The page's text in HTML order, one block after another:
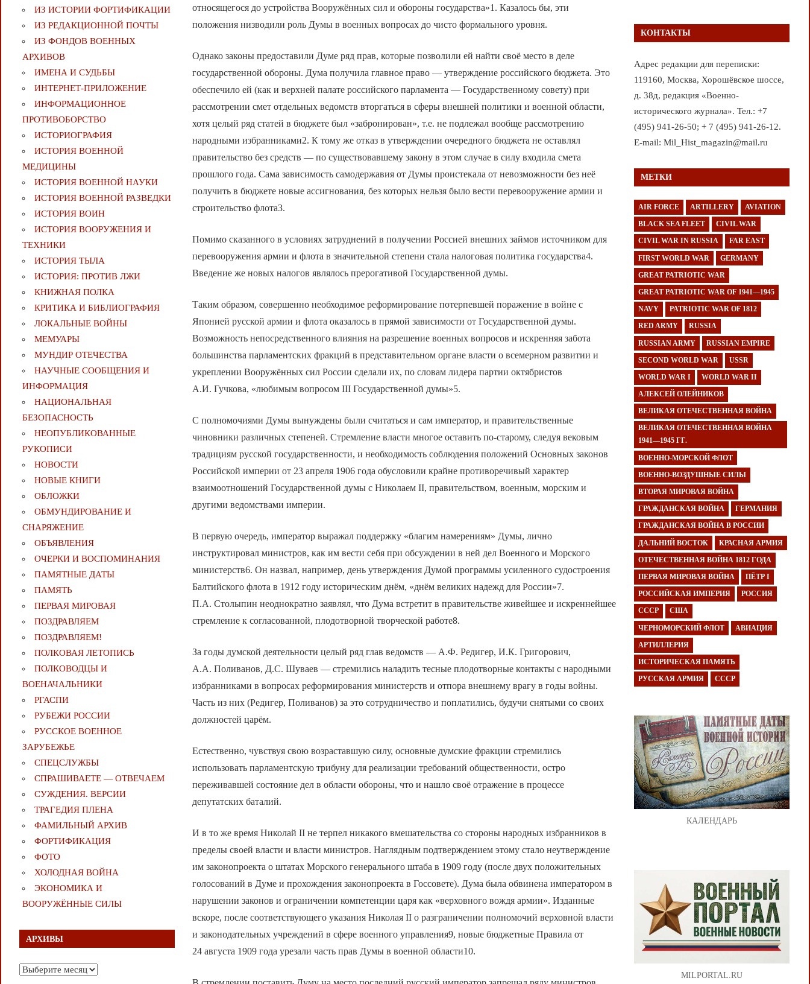
относящегося до устройства Вооружённых сил и обороны государства»1. Казалось бы, эти
положения низводили роль Думы в военных вопросах до чисто формального уровня.
Однако законы предоставили Думе ряд прав, которые позволили ей найти своё место в деле
государственной обороны. Дума получила главное право — утверждение российского бюджета. Это
обеспечило ей (как и верхней палате российского парламента — Государственному совету) при
рассмотрении смет отдельных ведомств вторгаться в сферы внешней политики и военной области,
хотя целый ряд статей в бюджете был «забронирован», т.е. не подлежал вообще рассмотрению
народными избранниками2. К тому же отказ в утверждении очередного бюджета не оставлял
правительство без средств — по существовавшему закону в этом случае в силу входила смета
прошлого года. Сама зависимость самодержавия от Думы проистекала от невозможности без неё
получить в бюджете новые ассигнования, без которых нельзя было вести перевооружение армии и
строительство флота3.
Помимо сказанного в условиях затруднений в получении Россией внешних займов источником для
перевооружения армии и флота в значительной степени стала налоговая политика государства4.
Введение же новых налогов являлось прерогативой Государственной думы.
Таким образом, совершенно необходимое реформирование потерпевшей поражение в войне с
Японией русской армии и флота оказалось в прямой зависимости от Государственной думы.
Возможность непосредственного влияния на разрешение военных вопросов и искренняя забота
большинства парламентских фракций в представительном органе власти о всемерном развитии и
укреплении Вооружённых сил России сделали их, по словам лидера партии октябристов
А.И. Гучкова, «любимым вопросом III Государственной думы»5.
С полномочиями Думы вынуждены были считаться и сам император, и правительственные
чиновники различных степеней. Стремление власти многое оставить по-старому, следуя вековым
традициям русской государственности, и необходимость соблюдения положений Основных законов
Российской империи от 23 апреля 1906 года обусловили крайне противоречивый характер
взаимоотношений Государственной думы с Николаем II, правительством, военным, морским и
другими ведомствами империи.
В первую очередь, император выражал поддержку «благим намерениям» Думы, лично
инструктировал министров, как им вести себя при обсуждении в ней дел Военного и Морского
министерств6. Он назвал, например, день утверждения Думой программы усиленного судостроения
Балтийского флота в 1912 году историческим днём, «днём великих надежд для России»7.
П.А. Столыпин неоднократно заявлял, что Дума встретит в правительстве живейшее и искреннейшее
стремление к согласованной, плодотворной творческой работе8.
За годы думской деятельности целый ряд глав ведомств — А.Ф. Редигер, И.К. Григорович,
А.А. Поливанов, Д.С. Шуваев — стремились наладить тесные плодотворные контакты с народными
избранниками в вопросах реформирования министерств и отпора внешнему врагу в годы войны.
Часть из них (Редигер, Поливанов) за это сотрудничество и поплатились, будучи снятыми со своих
должностей царём.
Естественно, чувствуя свою возраставшую силу, основные думские фракции стремились
использовать парламентскую трибуну для реализации требований общественности, остро
переживавшей состояние дел в области обороны, что и нашло своё отражение в процессе
депутатских баталий.
И в то же время Николай II не терпел никакого вмешательства со стороны народных избранников в
пределы своей власти и власти министров. Наглядным подтверждением этому стало неутверждение
им законопроекта о штатах Морского генерального штаба в 1909 году (после двух положительных
голосований в Думе и прохождения законопроекта в Госсовете). Дума была обвинена императором в
нарушении законов и ограничении компетенции царя как «верховного вождя армии». Изданные
вскоре, после соответствующего указания Николая II о разграничении полномочий верховной власти
и законодательных учреждений в сфере военного управления9, новые бюджетные Правила от
24 августа 1909 года урезали часть прав Думы в военной области10.
ИЗ ИСТОРИИ ФОРТИФИКАЦИИ
ИЗ РЕДАКЦИОННОЙ ПОЧТЫ
ИЗ ФОНДОВ ВОЕННЫХ
АРХИВОВ
ИМЕНА И СУДЬБЫ
ИНТЕРНЕТ-ПРИЛОЖЕНИЕ
ИНФОРМАЦИОННОЕ
ПРОТИВОБОРСТВО
ИСТОРИОГРАФИЯ
ИСТОРИЯ ВОЕННОЙ
МЕДИЦИНЫ
ИСТОРИЯ ВОЕННОЙ НАУКИ
ИСТОРИЯ ВОЕННОЙ РАЗВЕДКИ
ИСТОРИЯ ВОИН
ИСТОРИЯ ВООРУЖЕНИЯ И
ТЕХНИКИ
ИСТОРИЯ ТЫЛА
ИСТОРИЯ: ПРОТИВ ЛЖИ
КНИЖНАЯ ПОЛКА
КРИТИКА И БИБЛИОГРАФИЯ
ЛОКАЛЬНЫЕ ВОЙНЫ
МЕМУАРЫ
МУНДИР ОТЕЧЕСТВА
НАУЧНЫЕ СООБЩЕНИЯ И
ИНФОРМАЦИЯ
НАЦИОНАЛЬНАЯ
БЕЗОПАСНОСТЬ
НЕОПУБЛИКОВАННЫЕ
РУКОПИСИ
НОВОСТИ
НОВЫЕ КНИГИ
ОБЛОЖКИ
ОБМУНДИРОВАНИЕ И
СНАРЯЖЕНИЕ
ОБЪЯВЛЕНИЯ
ОЧЕРКИ И ВОСПОМИНАНИЯ
ПАМЯТНЫЕ ДАТЫ
ПАМЯТЬ
ПЕРВАЯ МИРОВАЯ
ПОЗДРАВЛЯЕМ
ПОЗДРАВЛЯЕМ!
ПОЛКОВАЯ ЛЕТОПИСЬ
ПОЛКОВОДЦЫ И
ВОЕНАЧАЛЬНИКИ
РГАСПИ
РУБЕЖИ РОССИИ
РУССКОЕ ВОЕННОЕ
ЗАРУБЕЖЬЕ
СПЕЦСЛУЖБЫ
СПРАШИВАЕТЕ — ОТВЕЧАЕМ
СУЖДЕНИЯ. ВЕРСИИ
ТРАГЕДИЯ ПЛЕНА
ФАМИЛЬНЫЙ АРХИВ
ФОРТИФИКАЦИЯ
ФОТО
ХОЛОДНАЯ ВОЙНА
ЭКОНОМИКА И
ВООРУЖЁННЫЕ СИЛЫ
АРХИВЫ
Архивы
КОНТАКТЫ
Адрес редакции для переписки:
119160, Москва, Хорошёвское шоссе,
д. 38д, редакция «Военно-
исторического журнала». Тел.: +7
(495) 941-26-50; + 7 (495) 941-26-12.
E-mail: Mil_Hist_magazin@mail.ru
МЕТКИ
AIR FORCE ARTILLERY AVIATION
BLACK SEA FLEET CIVIL WAR
CIVIL WAR IN RUSSIA FAR EAST
FIRST WORLD WAR GERMANY
GREAT PATRIOTIC WAR
GREAT PATRIOTIC WAR OF 1941—1945
NAVY PATRIOTIC WAR OF 1812
RED ARMY RUSSIA
RUSSIAN ARMY RUSSIAN EMPIRE
SECOND WORLD WAR USSR
WORLD WAR I WORLD WAR II
АЛЕКСЕЙ ОЛЕЙНИКОВ
ВЕЛИКАЯ ОТЕЧЕСТВЕННАЯ ВОЙНА
ВЕЛИКАЯ ОТЕЧЕСТВЕННАЯ ВОЙНА
1941—1945 ГГ.
ВОЕННО-МОРСКОЙ ФЛОТ
ВОЕННО-ВОЗДУШНЫЕ СИЛЫ
ВТОРАЯ МИРОВАЯ ВОЙНА
ГРАЖДАНСКАЯ ВОЙНА ГЕРМАНИЯ
ГРАЖДАНСКАЯ ВОЙНА В РОССИИ
ДАЛЬНИЙ ВОСТОК КРАСНАЯ АРМИЯ
ОТЕЧЕСТВЕННАЯ ВОЙНА 1812 ГОДА
ПЕРВАЯ МИРОВАЯ ВОЙНА ПЁТР I
РОССИЙСКАЯ ИМПЕРИЯ РОССИЯ
СССР США
ЧЕРНОМОРСКИЙ ФЛОТ АВИАЦИЯ
АРТИЛЛЕРИЯ
ИСТОРИЧЕСКАЯ ПАМЯТЬ
РУССКАЯ АРМИЯ СССР
КАЛЕНДАРЬ
MILPORTAL.RU